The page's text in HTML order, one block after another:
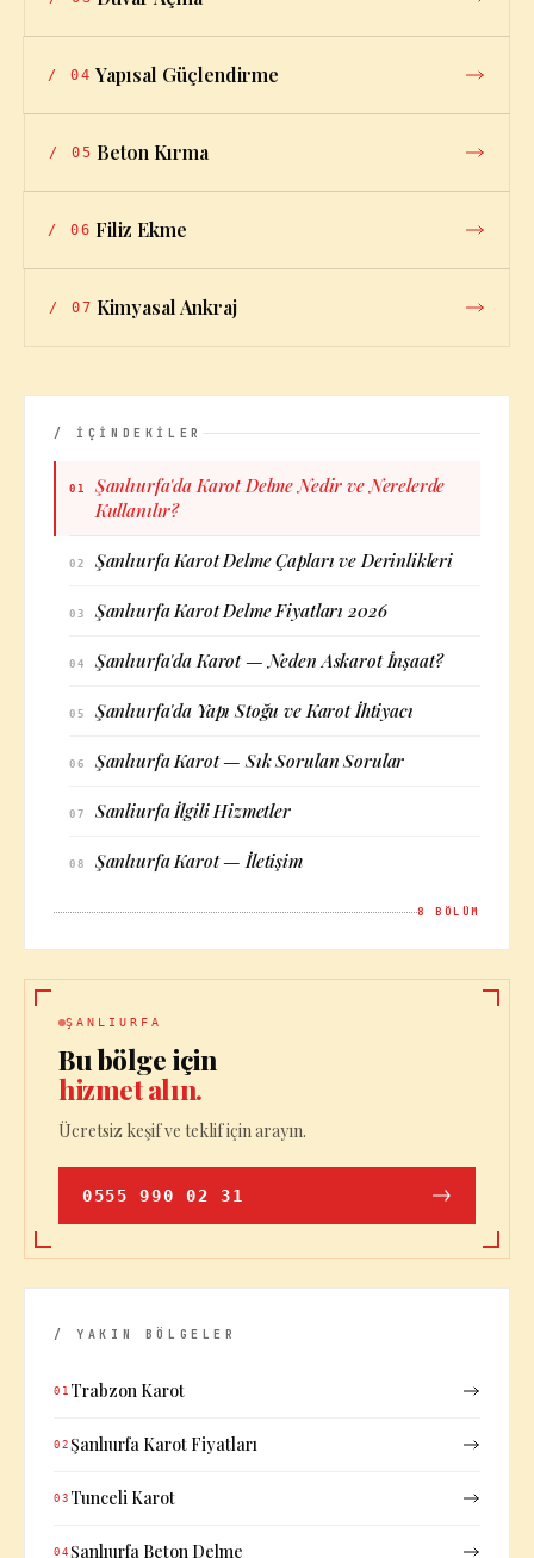
/ 04 Yapısal Güçlendirme
/ 05 Beton Kırma
/ 06 Filiz Ekme
/ 07 Kimyasal Ankraj
/ İÇİNDEKİLER
01
Şanlıurfa'da Karot Delme Nedir ve Nerelerde
Kullanılır?
02 Şanlıurfa Karot Delme Çapları ve Derinlikleri
03 Şanlıurfa Karot Delme Fiyatları 2026
04 Şanlıurfa'da Karot — Neden Askarot İnşaat?
05 Şanlıurfa'da Yapı Stoğu ve Karot İhtiyacı
06 Şanlıurfa Karot — Sık Sorulan Sorular
07 Sanliurfa İlgili Hizmetler
08 Şanlıurfa Karot — İletişim
8 BÖLÜM
ŞANLIURFA
Bu bölge için
hizmet alın.
Ücretsiz keşif ve teklif için arayın.
0555 990 02 31
/ YAKIN BÖLGELER
01 Trabzon Karot
02 Şanlıurfa Karot Fiyatları
03 Tunceli Karot
04 Şanlıurfa Beton Delme